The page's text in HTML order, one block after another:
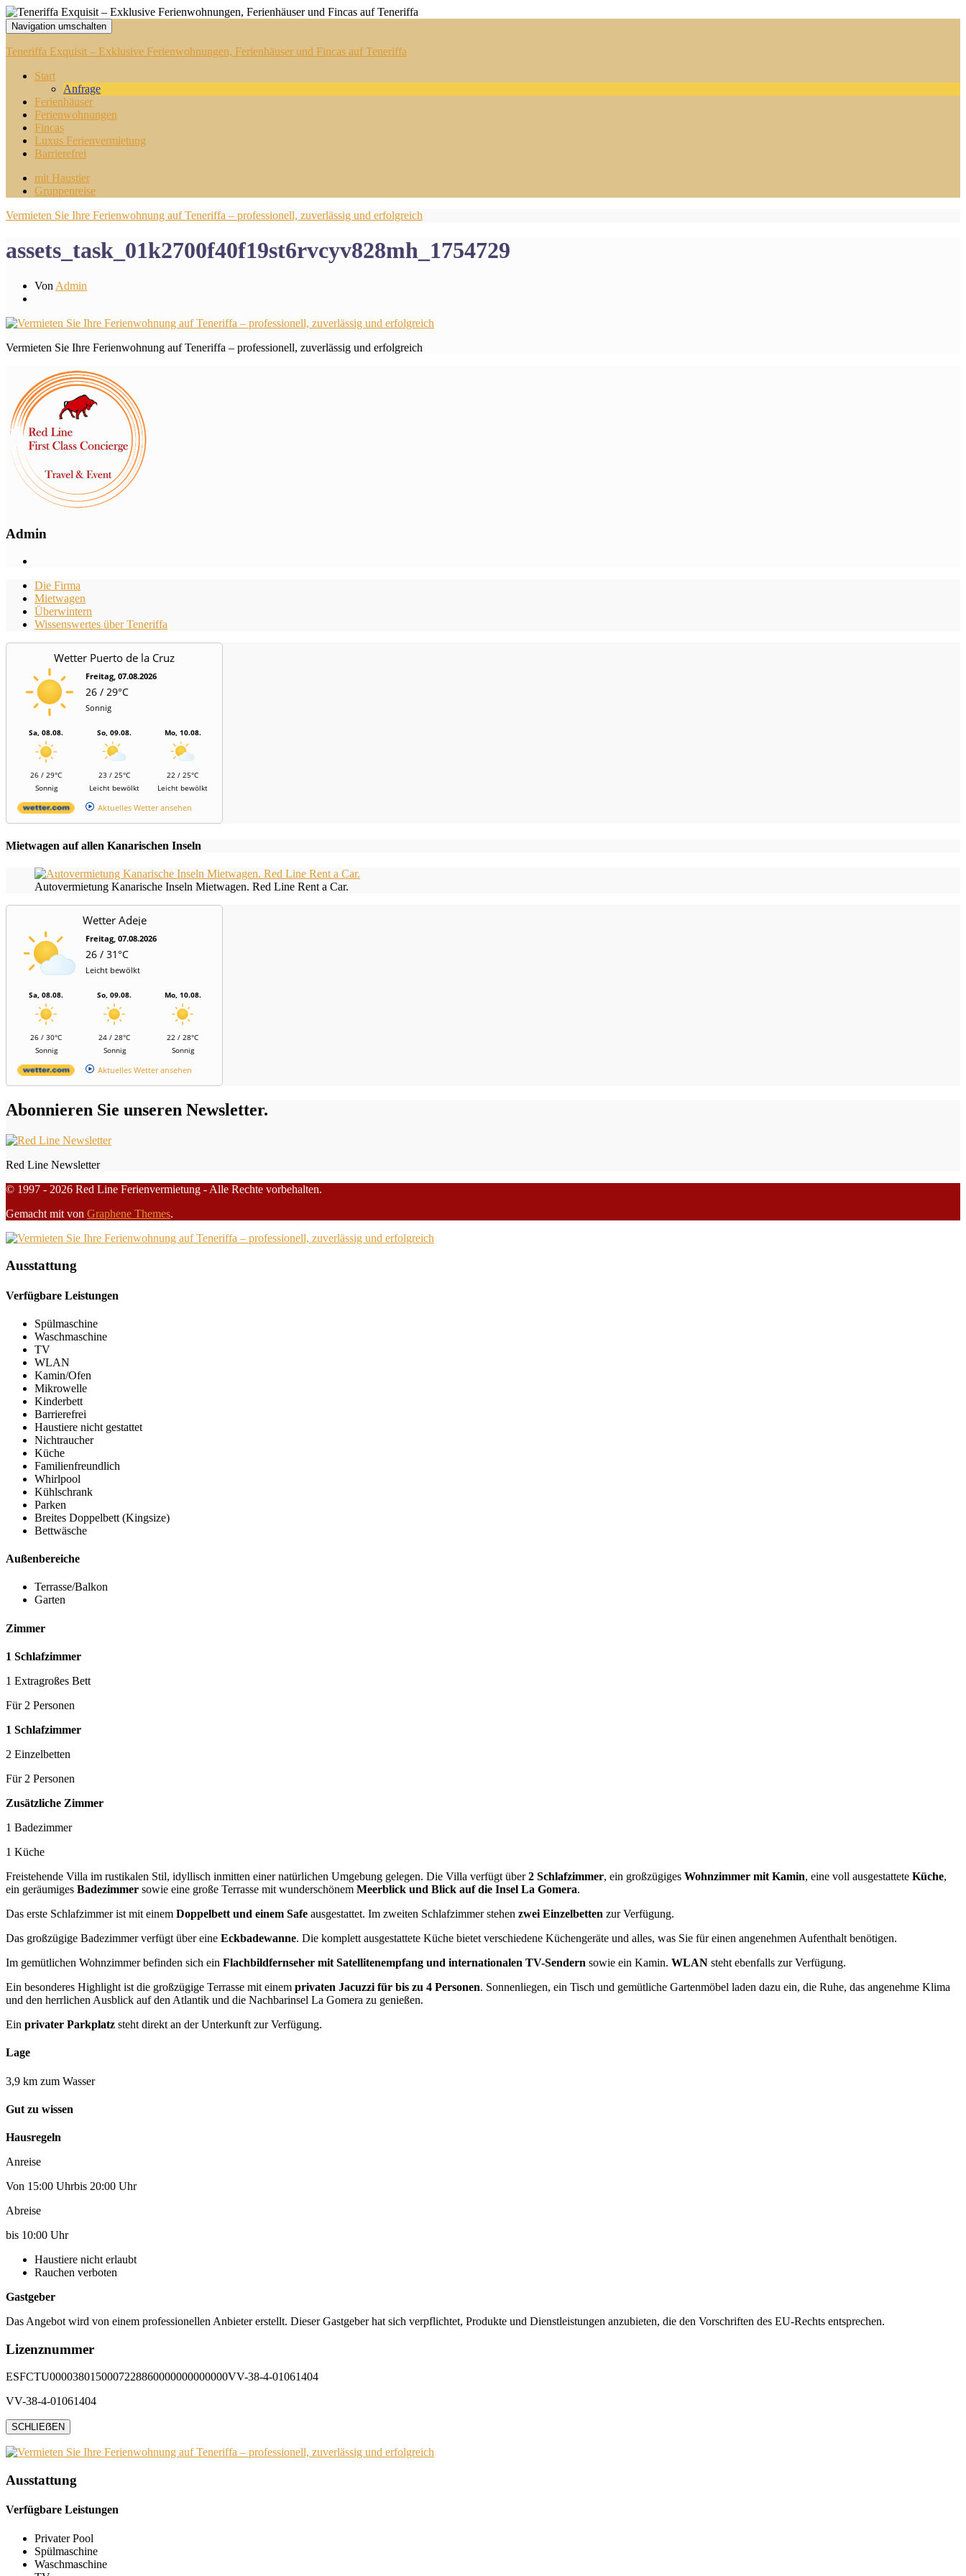
Navigation umschalten
Teneriffa Exquisit – Exklusive Ferienwohnungen, Ferienhäuser und Fincas auf Teneriffa
Start
Anfrage
Ferienhäuser
Ferienwohnungen
Fincas
Luxus Ferienvermietung
Barrierefrei
mit Haustier
Gruppenreise
Vermieten Sie Ihre Ferienwohnung auf Teneriffa – professionell, zuverlässig und erfolgreich
assets_task_01k2700f40f19st6rvcyv828mh_1754729
Von Admin
Vermieten Sie Ihre Ferienwohnung auf Teneriffa – professionell, zuverlässig und erfolgreich
Admin
Die Firma
Mietwagen
Überwintern
Wissenswertes über Teneriffa
Wetter Puerto de la Cruz
Freitag, 07.08.2026
26 / 29°C
Sonnig
Sa, 08.08.
26 / 29°C
Sonnig
So, 09.08.
23 / 25°C
Leicht bewölkt
Mo, 10.08.
22 / 25°C
Leicht bewölkt
Aktuelles Wetter ansehen
Mietwagen auf allen Kanarischen Inseln
Autovermietung Kanarische Inseln Mietwagen. Red Line Rent a Car.
Wetter Adeje
Freitag, 07.08.2026
26 / 31°C
Leicht bewölkt
Sa, 08.08.
26 / 30°C
Sonnig
So, 09.08.
24 / 28°C
Sonnig
Mo, 10.08.
22 / 28°C
Sonnig
Aktuelles Wetter ansehen
Abonnieren Sie unseren Newsletter.
Red Line Newsletter
© 1997 - 2026 Red Line Ferienvermietung - Alle Rechte vorbehalten.
Gemacht mit von Graphene Themes.
Ausstattung
Verfügbare Leistungen
Spülmaschine
Waschmaschine
TV
WLAN
Kamin/Ofen
Mikrowelle
Kinderbett
Barrierefrei
Haustiere nicht gestattet
Nichtraucher
Küche
Familienfreundlich
Whirlpool
Kühlschrank
Parken
Breites Doppelbett (Kingsize)
Bettwäsche
Außenbereiche
Terrasse/Balkon
Garten
Zimmer
1 Schlafzimmer
1 Extragroßes Bett
Für 2 Personen
1 Schlafzimmer
2 Einzelbetten
Für 2 Personen
Zusätzliche Zimmer
1 Badezimmer
1 Küche
Freistehende Villa im rustikalen Stil, idyllisch inmitten einer natürlichen Umgebung gelegen. Die Villa verfügt über2 Schlafzimmer, ein großzügiges Wohnzimmer mit Kamin, eine voll ausgestattete Küche,
ein geräumiges Badezimmer sowie eine große Terrasse mit wunderschönem Meerblick und Blick auf die Insel La Gomera.
Das erste Schlafzimmer ist mit einem Doppelbett und einem Safe ausgestattet. Im zweiten Schlafzimmer stehen zwei Einzelbetten zur Verfügung.
Das großzügige Badezimmer verfügt über eine Eckbadewanne. Die komplett ausgestattete Küche bietet verschiedene Küchengeräte und alles, was Sie für einen angenehmen Aufenthalt benötigen.
Im gemütlichen Wohnzimmer befinden sich ein Flachbildfernseher mit Satellitenempfang und internationalen TV-Sendern sowie ein Kamin. WLAN steht ebenfalls zur Verfügung.
Ein besonderes Highlight ist die großzügige Terrasse mit einem privaten Jacuzzi für bis zu 4 Personen. Sonnenliegen, ein Tisch und gemütliche Gartenmöbel laden dazu ein, die Ruhe, das angenehme Klima
und den herrlichen Ausblick auf den Atlantik und die Nachbarinsel La Gomera zu genießen.
Ein privater Parkplatz steht direkt an der Unterkunft zur Verfügung.
Lage
3,9 km zum Wasser
Gut zu wissen
Hausregeln
Anreise
Von 15:00 Uhrbis 20:00 Uhr
Abreise
bis 10:00 Uhr
Haustiere nicht erlaubt
Rauchen verboten
Gastgeber
Das Angebot wird von einem professionellen Anbieter erstellt. Dieser Gastgeber hat sich verpflichtet, Produkte und Dienstleistungen anzubieten, die den Vorschriften des EU-Rechts entsprechen.
Lizenznummer
ESFCTU0000380150007228860000000000000VV-38-4-01061404
VV-38-4-01061404
SCHLIEẞEN
Ausstattung
Verfügbare Leistungen
Privater Pool
Spülmaschine
Waschmaschine